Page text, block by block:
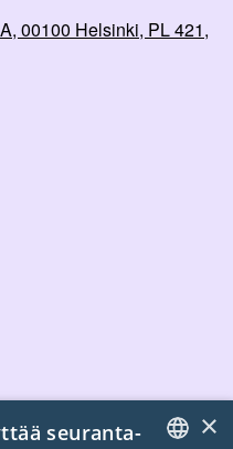
00100 Helsinki, PL 421,
×
seuranta-